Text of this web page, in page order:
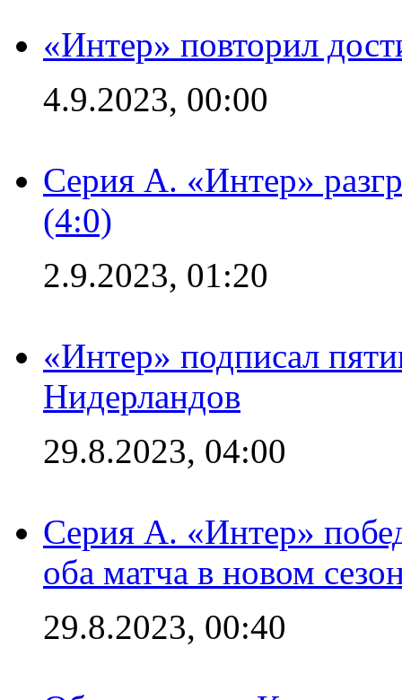
«Интер» повторил
4.9.2023, 00:00
Серия А. «Интер»
(4:0)
2.9.2023, 01:20
«Интер» подписал
Нидерландов
29.8.2023, 04:00
Серия А. «Интер»
оба матча в новом
29.8.2023, 00:40